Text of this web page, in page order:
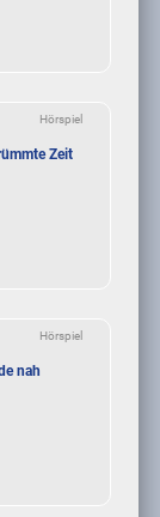
Hörspiel
Zeit
Hörspiel
nah